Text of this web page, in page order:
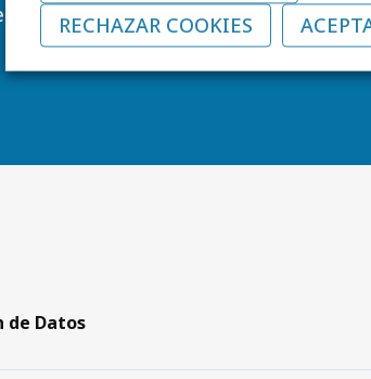
portal web tiene dudas sobre esta
este portal WEB en:
de Datos
RECHAZAR COOKIES